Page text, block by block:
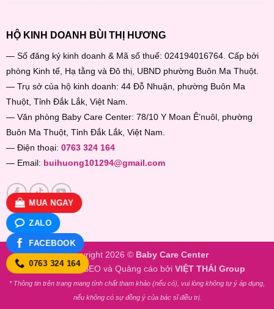
HỘ KINH DOANH BÙI THỊ HƯƠNG
— Số đăng ký kinh doanh & Mã số thuế: 024194016764. Cấp bởi
phòng Kinh tế, Hạ tằng và Đô thị, UBND phường Buôn Ma Thuột.
— Trụ sở của hộ kinh doanh: 44 Đỗ Nhuận, phường Buôn Ma
Thuột, Tỉnh Đắk Lắk, Việt Nam.
— Văn phòng Baby Care Center: 78/10 Y Moan Ê’nuôl, phường
Buôn Ma Thuột, Tỉnh Đắk Lắk, Việt Nam.
— Điện thoại: 0763 324 164
— Email: buihuong101294@gmail.com
Copyright 2026 © Baby Care Center
Thiết kế web, SEO và Quảng cáo bởi VIỆT THÁI Group
* Thông tin trên trang mang tính chất tham khảo (nếu có), vui lòng không tự ý áp dụng,
nếu không có sự đồng ý của bác sĩ điều trị.
MUA NGAY
ZALO
FACEBOOK
0763 324 164